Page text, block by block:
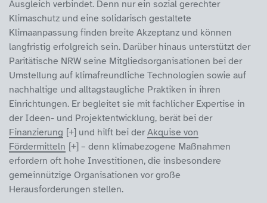
Ausgleich verbindet. Denn nur ein sozial gerechter
Klimaschutz und eine solidarisch gestaltete
Klimaanpassung finden breite Akzeptanz und können
langfristig erfolgreich sein. Darüber hinaus unterstützt der
Paritätische NRW seine Mitgliedsorganisationen bei der
Umstellung auf klimafreundliche Technologien sowie auf
nachhaltige und alltagstaugliche Praktiken in ihren
Einrichtungen. Er begleitet sie mit fachlicher Expertise in
der Ideen- und Projektentwicklung, berät bei der
Finanzierung
und hilft bei derAkquise von
Fördermitteln
– denn klimabezogene Maßnahmen
erfordern oft hohe Investitionen, die insbesondere
gemeinnützige Organisationen vor große
Herausforderungen stellen.